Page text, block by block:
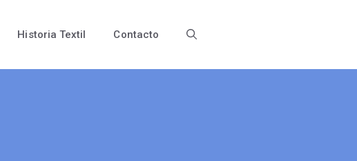
Historia Textil Contacto